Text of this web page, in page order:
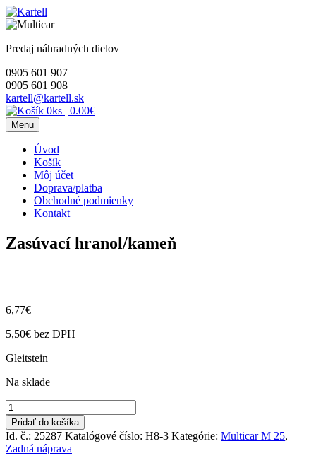
Skip
to
Predaj náhradných dielov
0905 601 907
0905 601 908
kartell@kartell.sk
0ks | 0.00€
Menu
Úvod
Košík
Môj účet
Doprava/platba
Obchodné podmienky
Kontakt
Zasúvací hranol/kameň
6,77€
5,50€ bez DPH
Gleitstein
Na sklade
množstvo
Zasúvací
hranol/kameň
Pridať do košíka
Id. č.: 25287 Katalógové číslo: H8-3 Kategórie: Multicar M 25,
Zadná náprava